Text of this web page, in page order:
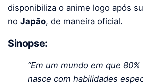
disponibiliza o anime logo após
no Japão, de maneira oficial.
Sinopse:
“Em um mundo em que
nasce com habilidades